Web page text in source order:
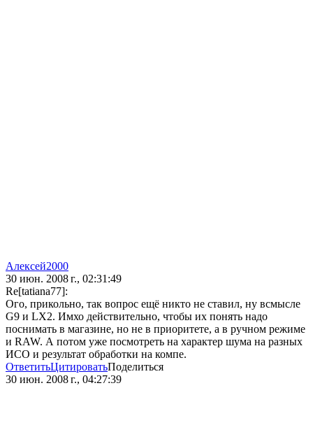
Алексей2000
30 июн. 2008 г., 02:31:49
Re[tatiana77]:
Ого, прикольно, так вопрос ещё никто не ставил, ну всмысле
G9 и LX2. Имхо действительно, чтобы их понять надо
поснимать в магазине, но не в приоритете, а в ручном режиме
и RAW. А потом уже посмотреть на характер шума на разных
ИСО и результат обработки на компе.
ОтветитьЦитироватьПоделиться
30 июн. 2008 г., 04:27:39